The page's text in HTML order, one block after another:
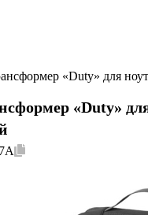
«Duty» для
«Duty»